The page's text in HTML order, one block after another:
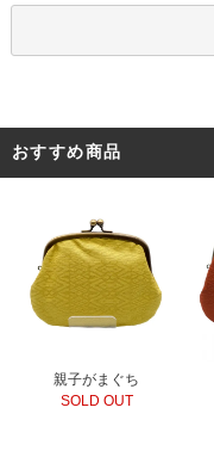
おすすめ商品
親子がまぐち
SOLD OUT